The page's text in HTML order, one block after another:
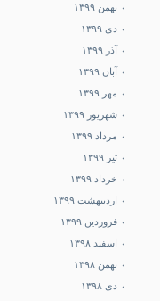
بهمن ۱۳۹۹
دی ۱۳۹۹
آذر ۱۳۹۹
آبان ۱۳۹۹
مهر ۱۳۹۹
شهریور ۱۳۹۹
مرداد ۱۳۹۹
تیر ۱۳۹۹
خرداد ۱۳۹۹
اردیبهشت ۱۳۹۹
فروردین ۱۳۹۹
اسفند ۱۳۹۸
بهمن ۱۳۹۸
دی ۱۳۹۸